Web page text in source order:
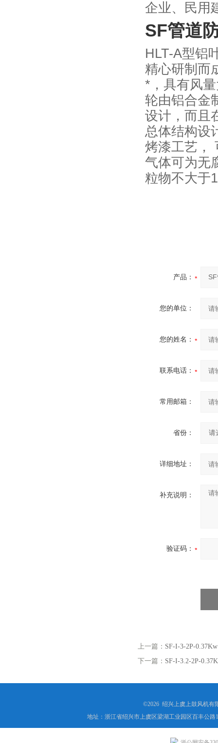
企业、民用
SF管道
HLT-A型铝
精心研制而
*，具有风
轮由铝合金
设计，而且
总体结构设
烤漆工艺，
气体可为无
粒物不大于
产品：
您的单位：
您的姓名：
联系电话：
常用邮箱：
省份：
详细地址：
补充说明：
验证码：
上一篇： SF-I-3-2P-
下一篇： SF-I-3.2-2P-
©2026 绍兴上虞上鼓风机有
地址：浙江省绍兴市上虞区梁湖工业园区百丰公路